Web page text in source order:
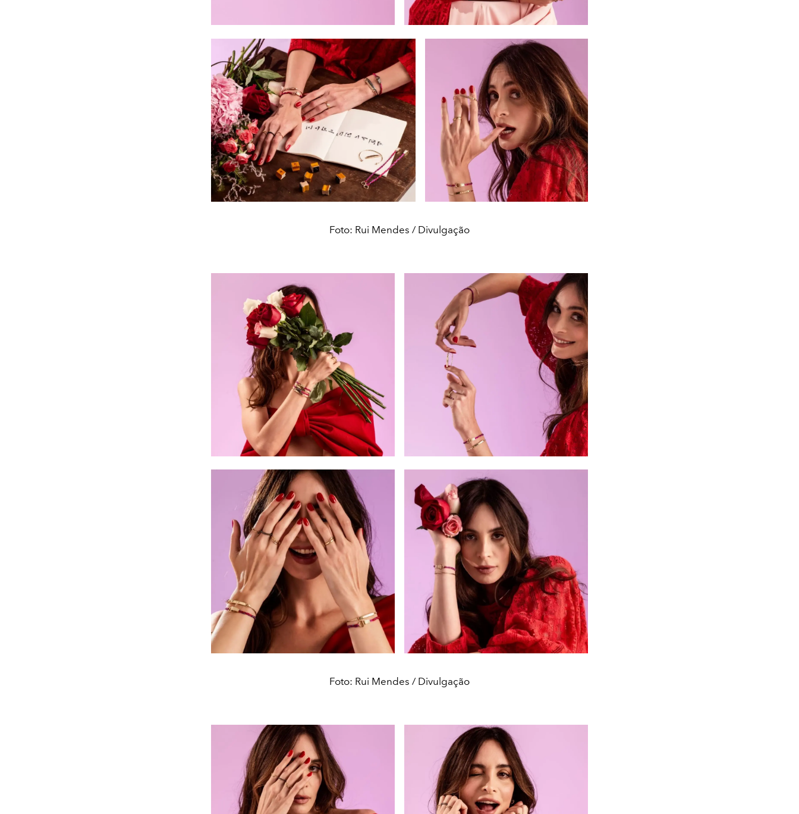
Foto: Rui Mendes / Divulgação
Foto: Rui Mendes / Divulgação